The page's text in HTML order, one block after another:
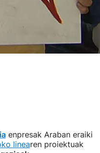
enpresak Araban eraiki
linearen proiektuak